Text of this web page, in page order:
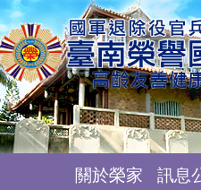
關於榮家 訊息